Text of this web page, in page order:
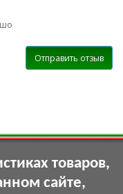
Отправить отзыв
товаров,
сайте,